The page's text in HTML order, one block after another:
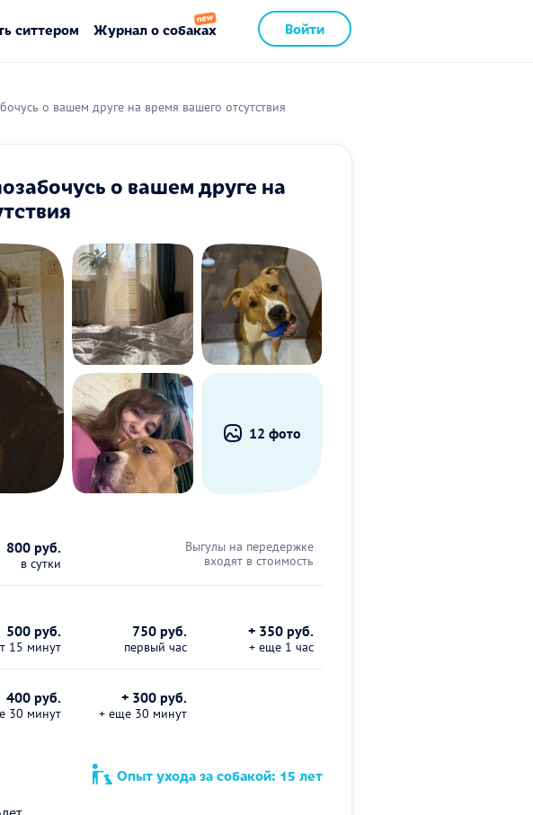
Войти
ситтером Журнал о собаках
о вашем друге на время вашего отсутствия
о вашем друге на
12 фото
800 руб.
в сутки
Выгулы на передержке
входят в стоимость
500 руб.
15 минут
750 руб.
первый час
+ 350 руб.
+ еще 1 час
400 руб.
30 минут
+ 300 руб.
+ еще 30 минут
Опыт ухода за собакой: 15 лет